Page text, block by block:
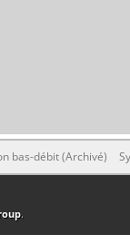
bas-débit (Archivé)
.